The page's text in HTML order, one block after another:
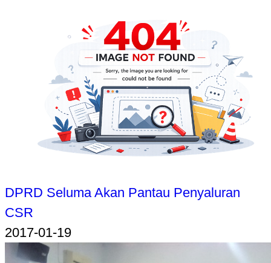
DPRD Seluma Akan Pantau Penyaluran
CSR
2017-01-19